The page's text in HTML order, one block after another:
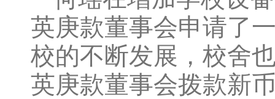
英庚款董事会申请了
校的不断发展，校舍
英庚款董事会拨款新